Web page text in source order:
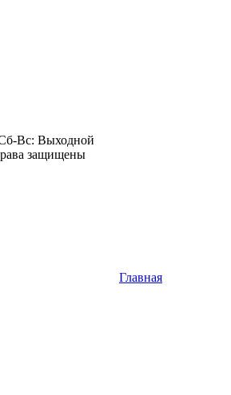
Вс: Выходной
защищены
Главная